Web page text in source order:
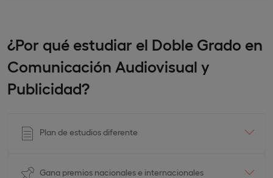
¿Por qué estudiar el Doble Grado en
Comunicación Audiovisual y
Publicidad?
Plan de estudios diferente
Gana premios nacionales e internacionales